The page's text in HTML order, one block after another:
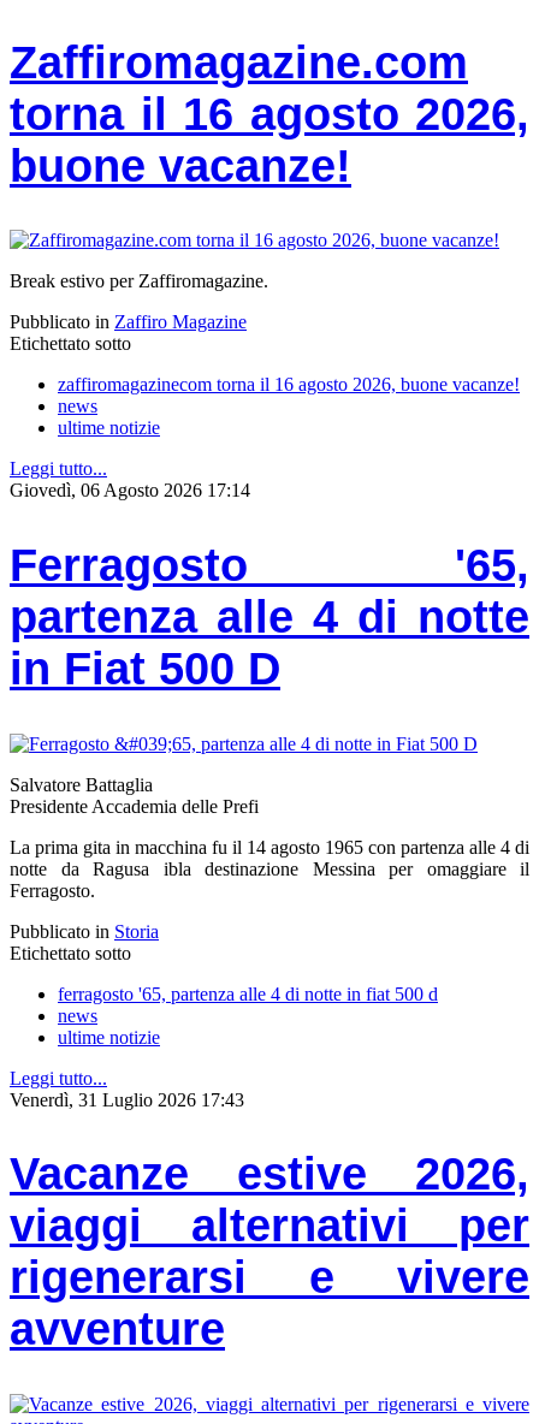
Zaffiromagazine.com
torna il 16 agosto 2026,
buone vacanze!
Break estivo per Zaffiromagazine.
Pubblicato in Zaffiro Magazine
Etichettato sotto
zaffiromagazinecom torna il 16 agosto 2026, buone vacanze!
news
ultime notizie
Leggi tutto...
Giovedì, 06 Agosto 2026 17:14
Ferragosto '65,
partenza alle 4 di notte
in Fiat 500 D
Salvatore Battaglia
Presidente Accademia delle Prefi
La prima gita in macchina fu il 14 agosto 1965 con partenza alle 4 di
notte da Ragusa ibla destinazione Messina per omaggiare il
Ferragosto.
Pubblicato in Storia
Etichettato sotto
ferragosto '65, partenza alle 4 di notte in fiat 500 d
news
ultime notizie
Leggi tutto...
Venerdì, 31 Luglio 2026 17:43
Vacanze estive 2026,
viaggi alternativi per
rigenerarsi e vivere
avventure